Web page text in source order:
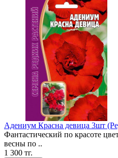
Адениум Красна девица 3шт
Фантастический по красоте
весны по ..
1 300 тг.